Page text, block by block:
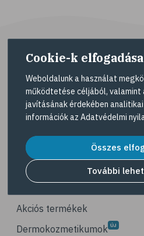
# életmódváltás
# célkitűzés
# étkezési napló
# hal
# egészséges táplálkozás
# reuma
# ízületi fájdalom
A Gyöngy gyógyszertárat
gyógyszertárként üzemeltető
társaságok felelnek az adott
elérhetőségeit a
Gyógyszertár
tekintheti meg.
Navigáció
Akciós termékek
Dermokozmetikumok
Cookie-k elfogadása
Weboldalunk a használat
működtetése céljából, valamint
javításának érdekében
információk az Adatvédelmi
Összes
További